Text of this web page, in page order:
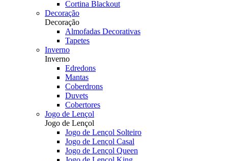
Cortina Blackout
Decoração
Decoração
Almofadas Decorativas
Tapetes
Inverno
Inverno
Edredons
Mantas
Coberdrons
Duvets
Cobertores
Jogo de Lençol
Jogo de Lençol
Jogo de Lençol Solteiro
Jogo de Lençol Casal
Jogo de Lençol Queen